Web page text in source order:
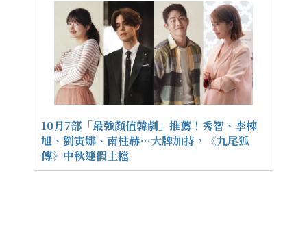
10月7部「最強顏值韓劇」推薦！秀智、李棟
旭、劉寅娜、南柱赫…大牌加持，《九尾狐
傳》中秋連假上檔